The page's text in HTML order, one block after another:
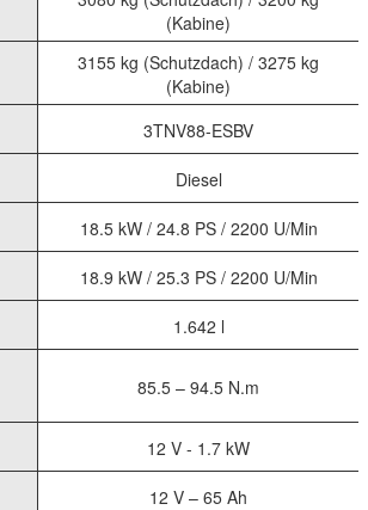
(Kabine)
3155 kg (Schutzdach) / 3275 kg
(Kabine)
3TNV88-ESBV
Diesel
18.5 kW / 24.8 PS / 2200 U/Min
18.9 kW / 25.3 PS / 2200 U/Min
1.642 l
85.5 – 94.5 N.m
12 V - 1.7 kW
12 V – 65 Ah